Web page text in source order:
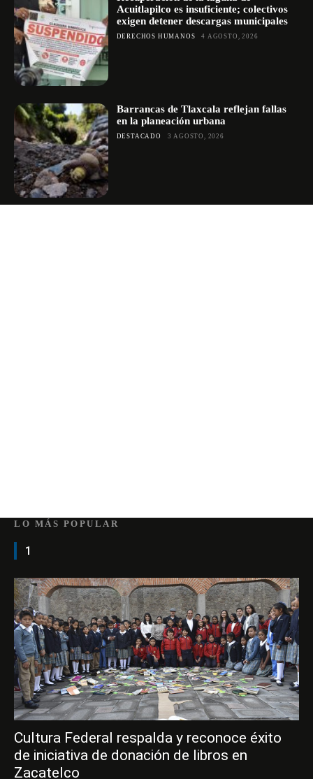
Acuitlapilco es insuficiente; colectivos
exigen detener descargas municipales
DERECHOS HUMANOS 4 AGOSTO, 2026
Barrancas de Tlaxcala reflejan fallas
en la planeación urbana
DESTACADO 3 AGOSTO, 2026
LO MÁS POPULAR
1
Cultura Federal respalda y reconoce éxito
de iniciativa de donación de libros en
Zacatelco